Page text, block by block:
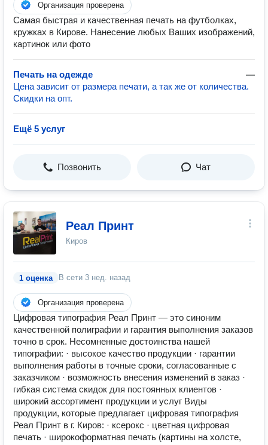
Организация проверена
Самая быстрая и качественная печать на футболках,
кружках в Кирове. Нанесение любых Ваших изображений,
картинок или фото
Печать на одежде
—
Цена зависит от размера печати, а так же от количества.
Скидки на опт.
Ещё 5 услуг
Позвонить Чат
Реал Принт
Киров
1 оценка В сети 3 нед. назад
Организация проверена
Цифровая типография Реал Принт — это синоним
качественной полиграфии и гарантия выполнения заказов
точно в срок. Несомненные достоинства нашей
типографии: · высокое качество продукции · гарантии
выполнения работы в точные сроки, согласованные с
заказчиком · возможность внесения изменений в заказ ·
гибкая система скидок для постоянных клиентов ·
широкий ассортимент продукции и услуг Виды
продукции, которые предлагает цифровая типография
Реал Принт в г. Киров: · ксерокс · цветная цифровая
печать · широкоформатная печать (картины на холсте,